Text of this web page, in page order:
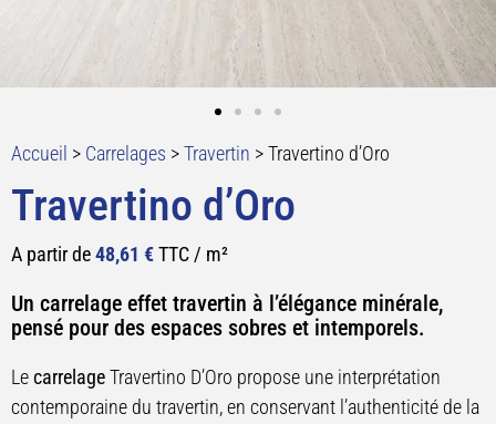
Accueil > Carrelages >Travertin >Travertino d’Oro
Travertino d’Oro
A partir de48,61 €TTC / m²
Un carrelage effet travertin à l’élégance minérale,
pensé pour des espaces sobres et intemporels.
LecarrelageTravertino D’Oro propose une interprétation
contemporaine du travertin, en conservant l’authenticité de la